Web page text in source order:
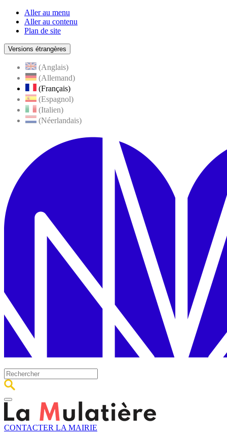
Aller au menu
Aller au contenu
Plan de site
Versions étrangères
(Anglais)
(Allemand)
(Français)
(Espagnol)
(Italien)
(Néerlandais)
CONTACTER LA MAIRIE